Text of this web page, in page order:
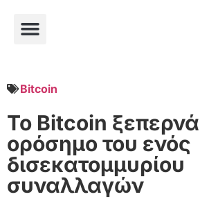
Bitcoin
Το Bitcoin
ορόσημο του ενός
δισεκατομμυρίου
συναλλαγών